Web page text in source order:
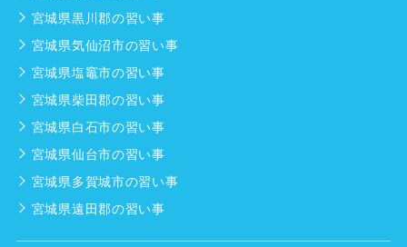
宮城県黒川郡の習い事
宮城県気仙沼市の習い事
宮城県塩竈市の習い事
宮城県柴田郡の習い事
宮城県白石市の習い事
宮城県仙台市の習い事
宮城県多賀城市の習い事
宮城県遠田郡の習い事